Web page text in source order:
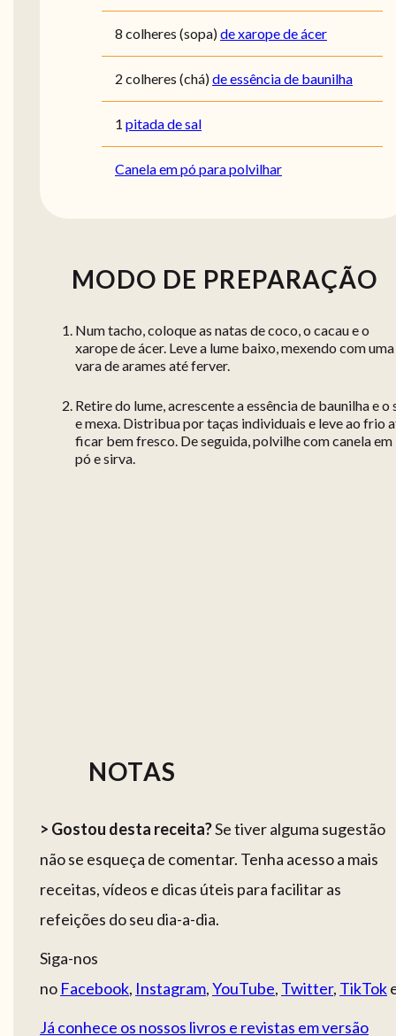
8 colheres (sopa)de xarope de ácer
2 colheres (chá)de essência de baunilha
1 pitada de sal
Canela em pó para polvilhar
MODO DE PREPARAÇÃO
Num tacho, coloque as natas de coco, o cacau e o
xarope de ácer. Leve a lume baixo, mexendo com uma
vara de arames até ferver.
Retire do lume, acrescente a essência de baunilha e o
e mexa. Distribua por taças individuais e leve ao frio
ficar bem fresco. De seguida, polvilhe com canela em
pó e sirva.
NOTAS
> Gostou desta receita?Se tiver alguma sugestão
não se esqueça de comentar. Tenha acesso a mais
receitas, vídeos e dicas úteis para facilitar as
refeições do seu dia-a-dia.
Siga-nos
no Facebook, Instagram,YouTube, Twitter, TikTok
Já conhece os nossos livros e revistas em versão